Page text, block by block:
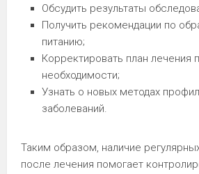
Обсудить результаты
Получить рекомендации по
питанию;
Корректировать план лечения
необходимости;
Узнать о новых методах
заболеваний.
Таким образом, наличие
после лечения помогает